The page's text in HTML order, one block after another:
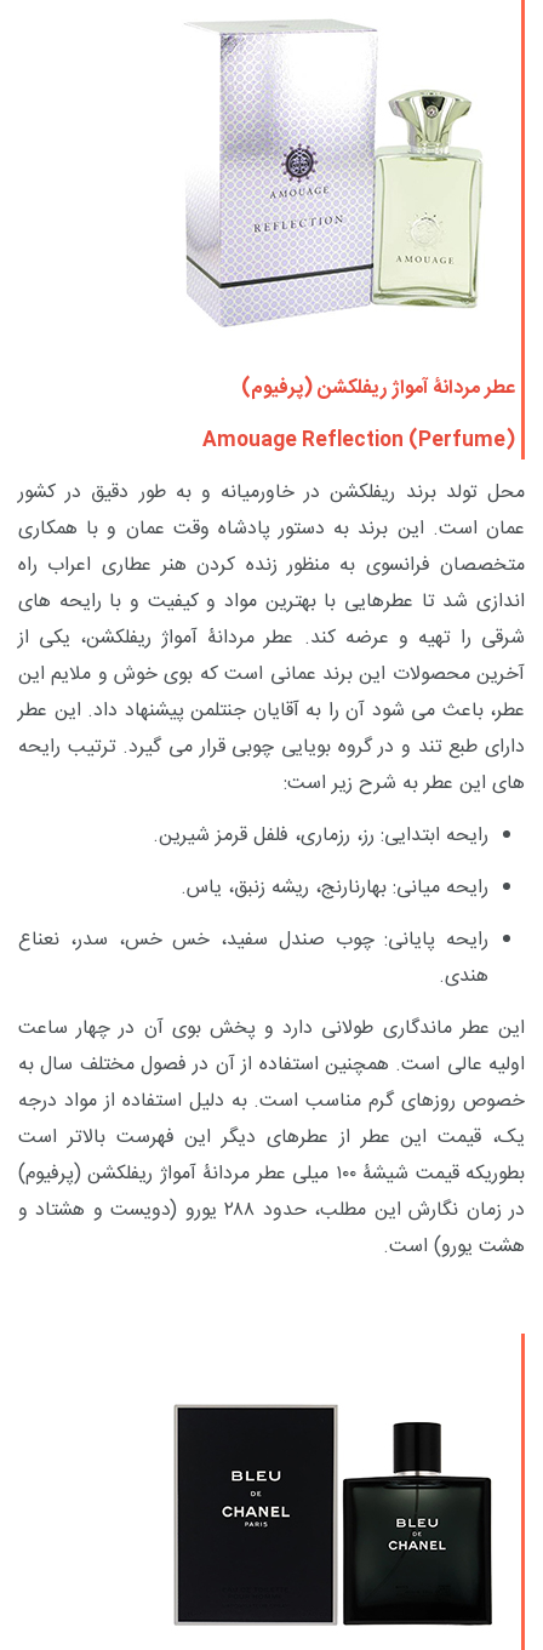
عطر مردانۀ آمواژ ریفلکشن (پرفیوم)
Amouage Reflection (Perfume)
محل تولد برند ریفلکشن در خاورمیانه و به طور دقیق در کشور
عمان است. این برند به دستور پادشاه وقت عمان و با همکاری
متخصصان فرانسوی به منظور زنده کردن هنر عطاری اعراب راه
اندازی شد تا عطرهایی با بهترین مواد و کیفیت و با رایحه های
شرقی را تهیه و عرضه کند. عطر مردانۀ آمواژ ریفلکشن، یکی از
آخرین محصولات این برند عمانی است که بوی خوش و ملایم این
عطر، باعث می شود آن را به آقایان جنتلمن پیشنهاد داد. این عطر
دارای طبعتند و در گروه بویایی چوبی قرار می گیرد. ترتیب رایحه
های این عطر به شرح زیر است:
رایحه ابتدایی: رز، رزماری، فلفل قرمز شیرین.
رایحه میانی: بهارنارنج، ریشه زنبق، یاس.
رایحه پایانی: چوب صندل سفید، خس خس، سدر، نعناع
هندی.
این عطر ماندگاری طولانی دارد و پخش بوی آن در چهار ساعت
اولیه عالی است. همچنین استفاده از آن در فصول مختلف سال به
خصوص روزهای گرم مناسب است. به دلیل استفاده از مواد درجه
یک، قیمت این عطر از عطرهای دیگر این فهرست بالاتر است
بطوریکه قیمت شیشۀ ۱۰۰ میلی عطر مردانۀ آمواژ ریفلکشن (پرفیوم)
در زمان نگارش این مطلب، حدود ۲۸۸ یورو (دویست و هشتاد و
هشت یورو) است.